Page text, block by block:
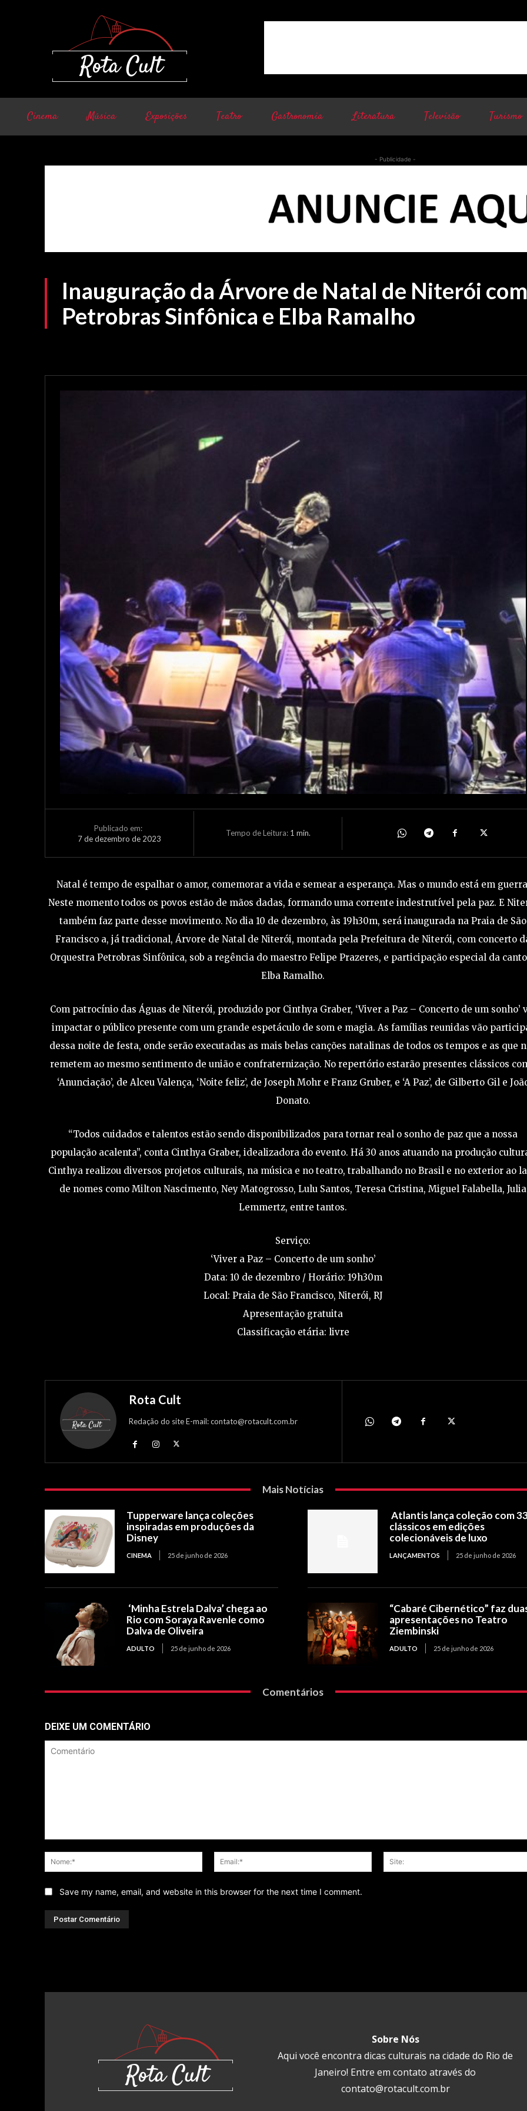
Cinema Música Exposições Teatro Gastronomia Literatura Televisão Turismo
- Publicidade -
Inauguração da Árvore de Natal de Niterói
Petrobras Sinfônica e Elba Ramalho
Publicado em:
7 de dezembro de 2023
Tempo de Leitura: 1 min.
Natal é tempo de espalhar o amor, comemorar a vida e semear a esperança. Mas o mundo está em
Neste momento todos os povos estão de mãos dadas, formando uma corrente indestrutível pela paz. E
também faz parte desse movimento. No dia 10 de dezembro, às 19h30m, será inaugurada na Praia de São
Francisco a, já tradicional, Árvore de Natal de Niterói, montada pela Prefeitura de Niterói, com concerto
Orquestra Petrobras Sinfônica, sob a regência do maestro Felipe Prazeres, e participação especial da
Elba Ramalho.
Com patrocínio das Águas de Niterói, produzido por Cinthya Graber, ‘Viver a Paz – Concerto de um sonho’
impactar o público presente com um grande espetáculo de som e magia. As famílias reunidas vão
dessa noite de festa, onde serão executadas as mais belas canções natalinas de todos os tempos e as que
remetem ao mesmo sentimento de união e confraternização. No repertório estarão presentes clássicos
‘Anunciação’, de Alceu Valença, ‘Noite feliz’, de Joseph Mohr e Franz Gruber, e ‘A Paz’, de Gilberto Gil e
Donato.
“Todos cuidados e talentos estão sendo disponibilizados para tornar real o sonho de paz que a nossa
população acalenta”, conta Cinthya Graber, idealizadora do evento. Há 30 anos atuando na produção
Cinthya realizou diversos projetos culturais, na música e no teatro, trabalhando no Brasil e no exterior ao
de nomes como Milton Nascimento, Ney Matogrosso, Lulu Santos, Teresa Cristina, Miguel Falabella, Julia
Lemmertz, entre tantos.
Serviço:
‘Viver a Paz – Concerto de um sonho’
Data: 10 de dezembro / Horário: 19h30m
Local: Praia de São Francisco, Niterói, RJ
Apresentação gratuita
Classificação etária: livre
Rota Cult
Redação do site E-mail: contato@rotacult.com.br
Mais Notícias
Tupperware lança coleções
inspiradas em produções da
Disney
CINEMA 25 de junho de 2026
Atlantis lança coleção com
clássicos em edições
colecionáveis de luxo
LANÇAMENTOS 25 de junho de 2026
‘Minha Estrela Dalva’ chega ao
Rio com Soraya Ravenle como
Dalva de Oliveira
ADULTO 25 de junho de 2026
“Cabaré Cibernético” faz
apresentações no Teatro
Ziembinski
ADULTO 25 de junho de 2026
Comentários
DEIXE UM COMENTÁRIO
Nome:*
Email:*
Save my name, email, and website in this browser for the next time I comment.
Sobre Nós
Aqui você encontra dicas culturais na cidade do Rio de
Janeiro! Entre em contato através do
contato@rotacult.com.br